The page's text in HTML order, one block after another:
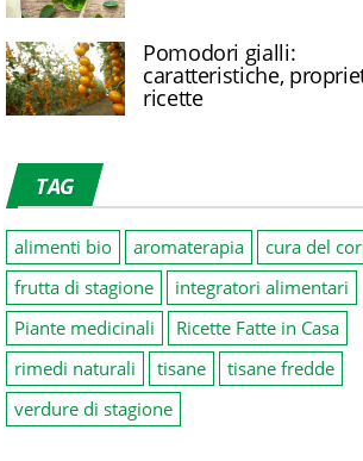
Pomodori gialli:
caratteristiche,
ricette
TAG
alimenti bio aromaterapia
cura del
frutta di stagione
integratori alimentari
Piante medicinali
Ricette Fatte in Casa
rimedi naturali
tisane
tisane fredde
verdure di stagione